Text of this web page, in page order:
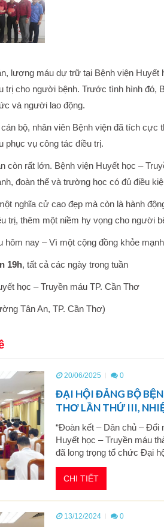
lượng máu dự trữ tại Bệnh viện
trị cho người bệnh. Trước tình hình đó,
và người lao động.
bộ, nhân viên Bệnh viện đã tích
phục vụ công tác điều trị.
còn rất lớn. Bệnh viện Huyết học –
đoàn thể và trường học có đủ điều
nghĩa cử cao đẹp mà còn là hành
trị, thêm một niềm hy vọng cho người
hôm nay – Vì một cộng đồng khỏe
19h, tất cả các ngày trong tuần
học – Truyền máu TP. Cần Thơ
Tân An, TP. Cần Thơ)
20/06/2025 0
ĐẠI HỘI ĐẢNG BỘ
THƠ LẦN THỨ III,
“Đoàn kết – Dân chủ – Đổi
Huyết học – Truyền máu
đã long trọng tổ chức Đại
CHI TIẾT
13/12/2024 0